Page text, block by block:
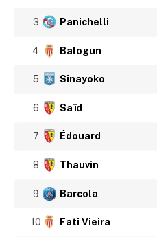
3 Panichelli
4 Balogun
5 Sinayoko
6 Saïd
7 Édouard
8 Thauvin
9 Barcola
10 Fati Vieira